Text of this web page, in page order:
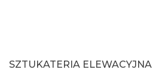
SZTUKATERIA ELEWACYJNA